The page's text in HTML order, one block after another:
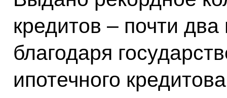
кредитов – почти
благодаря
ипотечного